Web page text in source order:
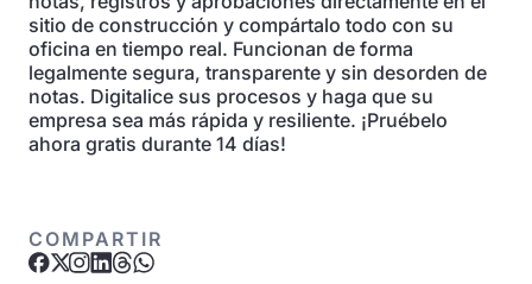
sitio de construcción y compártalo todo con su
oficina en tiempo real. Funcionan de forma
legalmente segura, transparente y sin desorden de
notas. Digitalice sus procesos y haga que su
empresa sea más rápida y resiliente. ¡Pruébelo
ahora gratis durante 14 días!
COMPARTIR